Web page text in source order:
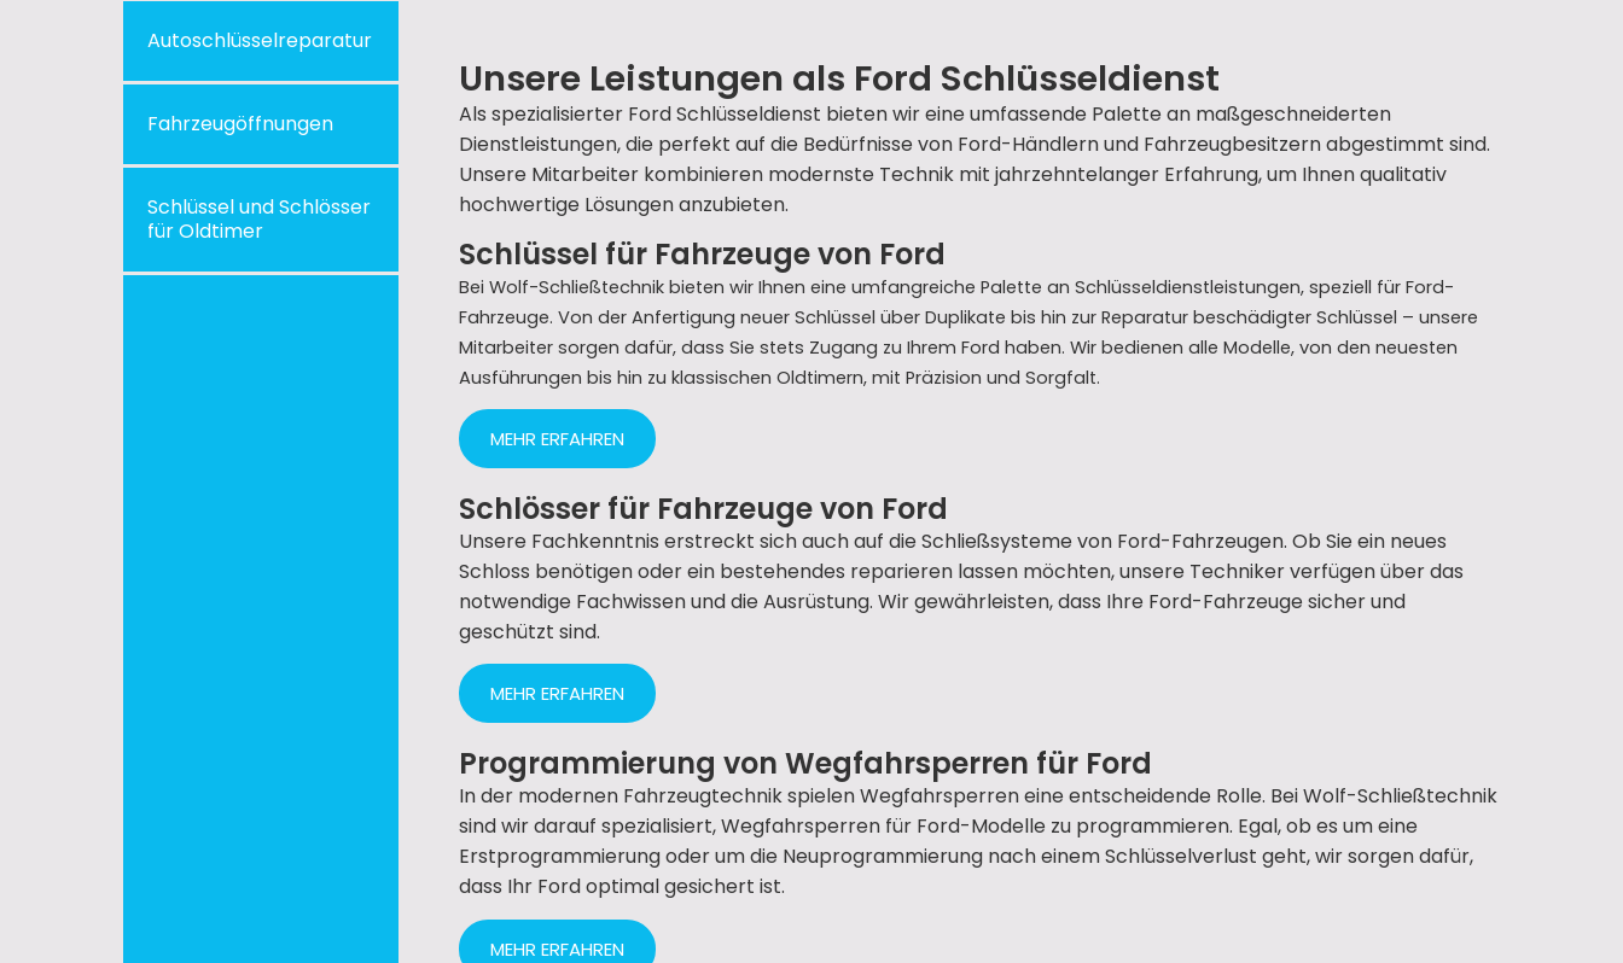
Autoschlüsselreparatur
Fahrzeug­öffnungen
Schlüssel und Schlösser
für Oldtimer
Unsere Leistungen als Ford Schlüsseldienst
Als spezialisierter Ford Schlüsseldienst bieten wir eine umfassende Palette an maßgeschneiderten
Dienstleistungen, die perfekt auf die Bedürfnisse von Ford-Händlern und Fahrzeugbesitzern abgestimmt sind.
Unsere Mitarbeiter kombinieren modernste Technik mit jahrzehntelanger Erfahrung, um Ihnen qualitativ
hochwertige Lösungen anzubieten.
Schlüssel für Fahrzeuge von Ford
Bei Wolf-Schließtechnik bieten wir Ihnen eine umfangreiche Palette an Schlüsseldienstleistungen, speziell für Ford-
Fahrzeuge. Von der Anfertigung neuer Schlüssel über Duplikate bis hin zur Reparatur beschädigter Schlüssel – unsere
Mitarbeiter sorgen dafür, dass Sie stets Zugang zu Ihrem Ford haben. Wir bedienen alle Modelle, von den neuesten
Ausführungen bis hin zu klassischen Oldtimern, mit Präzision und Sorgfalt.
MEHR ERFAHREN
Schlösser für Fahrzeuge von Ford
Unsere Fachkenntnis erstreckt sich auch auf die Schließsysteme von Ford-Fahrzeugen. Ob Sie ein neues
Schloss benötigen oder ein bestehendes reparieren lassen möchten, unsere Techniker verfügen über das
notwendige Fachwissen und die Ausrüstung. Wir gewährleisten, dass Ihre Ford-Fahrzeuge sicher und
geschützt sind.
MEHR ERFAHREN
Programmierung von Wegfahrsperren für Ford
In der modernen Fahrzeugtechnik spielen Wegfahrsperren eine entscheidende Rolle. Bei Wolf-Schließtechnik
sind wir darauf spezialisiert, Wegfahrsperren für Ford-Modelle zu programmieren. Egal, ob es um eine
Erstprogrammierung oder um die Neuprogrammierung nach einem Schlüsselverlust geht, wir sorgen dafür,
dass Ihr Ford optimal gesichert ist.
MEHR ERFAHREN